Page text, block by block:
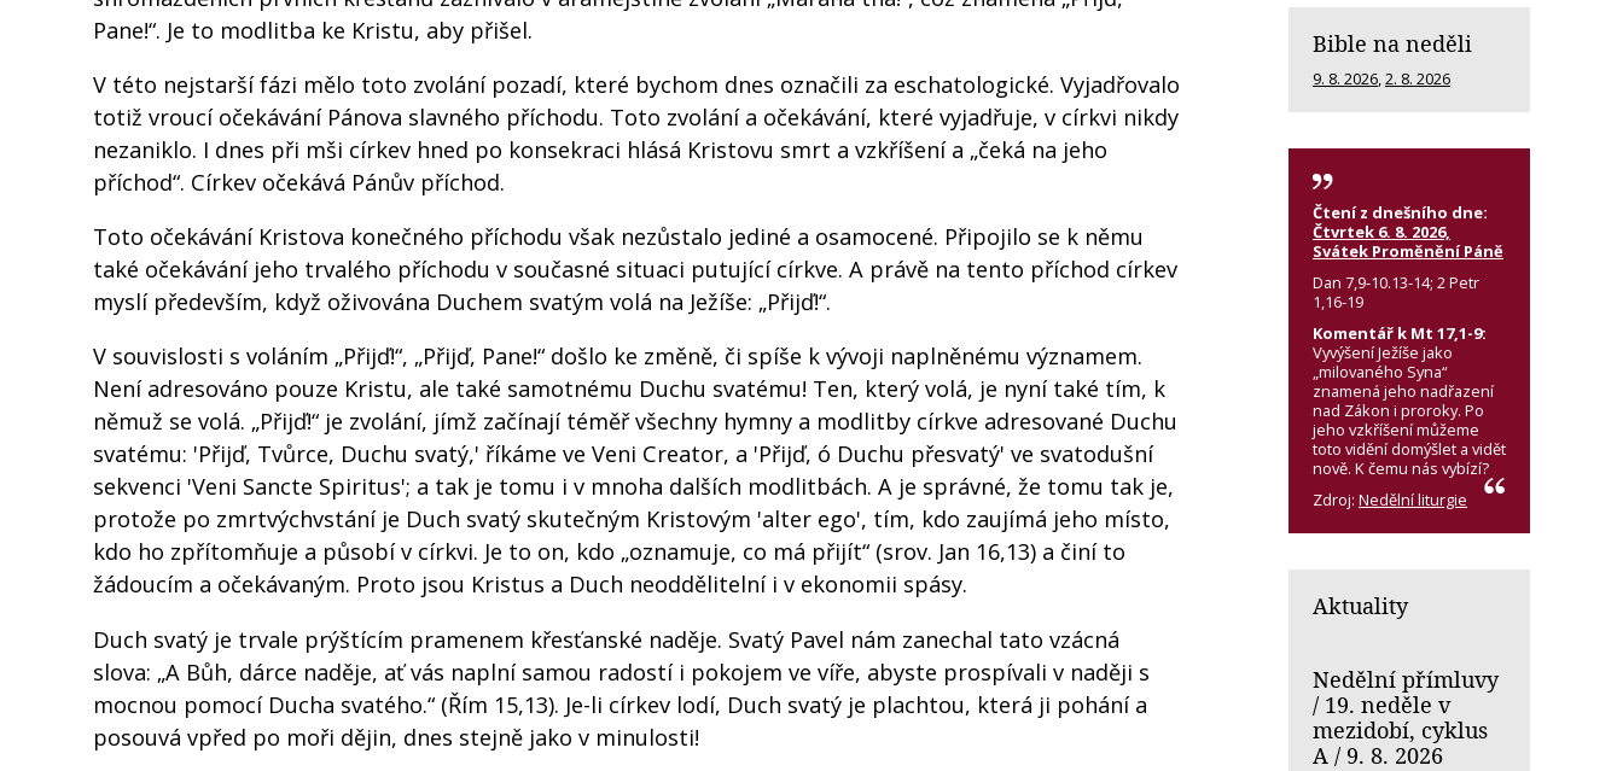
Pane!“. Je to modlitba ke Kristu, aby přišel.
V této nejstarší fázi mělo toto zvolání pozadí, které bychom dnes označili za eschatologické. Vyjadřovalo
totiž vroucí očekávání Pánova slavného příchodu. Toto zvolání a očekávání, které vyjadřuje, v církvi nikdy
nezaniklo. I dnes při mši církev hned po konsekraci hlásá Kristovu smrt a vzkříšení a „čeká na jeho
příchod“. Církev očekává Pánův příchod.
Toto očekávání Kristova konečného příchodu však nezůstalo jediné a osamocené. Připojilo se k němu
také očekávání jeho trvalého příchodu v současné situaci putující církve. A právě na tento příchod církev
myslí především, když oživována Duchem svatým volá na Ježíše: „Přijď!“.
V souvislosti s voláním „Přijď!“, „Přijď, Pane!“ došlo ke změně, či spíše k vývoji naplněnému významem.
Není adresováno pouze Kristu, ale také samotnému Duchu svatému! Ten, který volá, je nyní také tím, k
němuž se volá. „Přijď!“ je zvolání, jímž začínají téměř všechny hymny a modlitby církve adresované Duchu
svatému: 'Přijď, Tvůrce, Duchu svatý,' říkáme ve Veni Creator, a 'Přijď, ó Duchu přesvatý' ve svatodušní
sekvenci 'Veni Sancte Spiritus'; a tak je tomu i v mnoha dalších modlitbách. A je správné, že tomu tak je,
protože po zmrtvýchvstání je Duch svatý skutečným Kristovým 'alter ego', tím, kdo zaujímá jeho místo,
kdo ho zpřítomňuje a působí v církvi. Je to on, kdo „oznamuje, co má přijít“ (srov. Jan 16,13) a činí to
žádoucím a očekávaným. Proto jsou Kristus a Duch neoddělitelní i v ekonomii spásy.
Duch svatý je trvale prýštícím pramenem křesťanské naděje. Svatý Pavel nám zanechal tato vzácná
slova: „A Bůh, dárce naděje, ať vás naplní samou radostí i pokojem ve víře, abyste prospívali v naději s
mocnou pomocí Ducha svatého.“ (Řím 15,13). Je-li církev lodí, Duch svatý je plachtou, která ji pohání a
posouvá vpřed po moři dějin, dnes stejně jako v minulosti!
Bible na neděli
9. 8. 2026 2. 8. 2026
Čtení z dnešního dne:
Čtvrtek 6. 8. 2026,
Svátek Proměnění Páně
Dan 7,9-10.13-14; 2 Petr
1,16-19
Komentář k Mt 17,1-9:
Vyvýšení Ježíše jako
„milovaného Syna“
znamená jeho nadřazení
nad Zákon i proroky. Po
jeho vzkříšení můžeme
toto vidění domýšlet a vidět
nově. K čemu nás vybízí?
Zdroj: Nedělní liturgie
Aktuality
Nedělní přímluvy
/ 19. neděle v
mezidobí, cyklus
A / 9. 8. 2026